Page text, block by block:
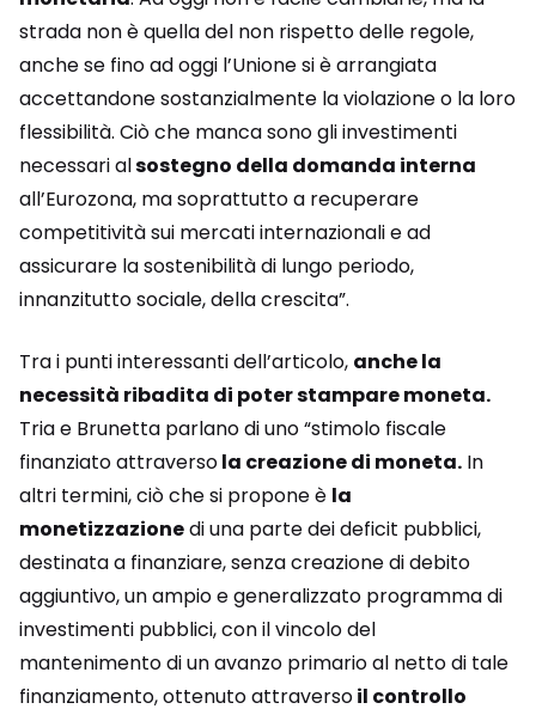
strada non è quella del non rispetto delle regole,
anche se fino ad oggi l’Unione si è arrangiata
accettandone sostanzialmente la violazione o la loro
flessibilità. Ciò che manca sono gli investimenti
necessari alsostegno della domanda interna
all’Eurozona, ma soprattutto a recuperare
competitività sui mercati internazionali e ad
assicurare la sostenibilità di lungo periodo,
innanzitutto sociale, della crescita”.
Tra i punti interessanti dell’articolo, anche la
necessità ribadita di poter stampare moneta.
Tria e Brunetta parlano di uno “stimolo fiscale
finanziato attraversola creazione di moneta. In
altri termini, ciò che si propone è la
monetizzazionedi una parte dei deficit pubblici,
destinata a finanziare, senza creazione di debito
aggiuntivo, un ampio e generalizzato programma di
investimenti pubblici, con il vincolo del
mantenimento di un avanzo primario al netto di tale
finanziamento, ottenuto attraversoil controllo